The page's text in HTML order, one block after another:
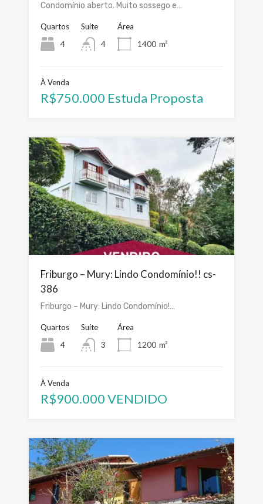
Condomínio aberto. Muito sossego e…
Quartos
4
Suíte
4
Área
1400 m²
À Venda
R$750.000 Estuda Proposta
Friburgo – Mury: Lindo Condomínio!! cs-
386
Friburgo – Mury: Lindo Condomínio!…
Quartos
4
Suíte
3
Área
1200 m²
À Venda
R$900.000 VENDIDO